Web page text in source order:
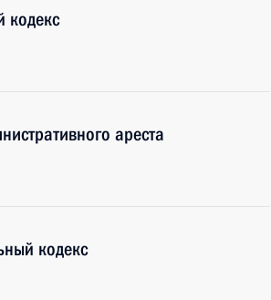
кодекс
ареста
кодекс